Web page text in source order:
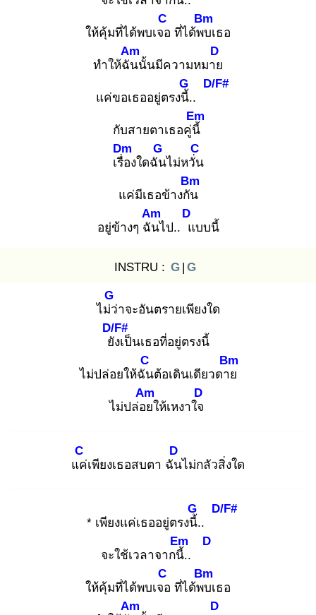
ให้คุ้มที่ได้พบเจอ
C
ที่ได้พบ
Bm
เธอ
ทำให้ฉัน
Am
นั้นมีความหมาย
D
แค่ขอเธออยู่ตรงนี้.
G
.
D/F#
กับสายตาเธอคู่นี้
Em
เรื่อ
Dm
งใดฉัน
G
ไม่หวั่น
C
แค่มีเธอข้างกัน
Bm
อยู่ข้างๆ ฉัน
Am
ไป.. แ
D
บบนี้
INSTRU : G | G
ไม่ว่
G
าจะอันตรายเพียงใด
ยัง
D/F#
เป็นเธอที่อยู่ตรงนี้
ไม่ปล่อยให้ฉัน
C
ต้อเดินเดียวดาย
Bm
ไม่ปล่อย
Am
ให้เหงาใจ
D
แค่
C
เพียงเธอสบตา ฉัน
D
ไม่กลัวสิ่งใด
* เพียงแค่เธออยู่ตรงนี้.
G
.
D/F#
จะใช้เวลาจากนี้.
Em
.
D
ให้คุ้มที่ได้พบเจอ
C
ที่ได้พบ
Bm
เธอ
Am
D